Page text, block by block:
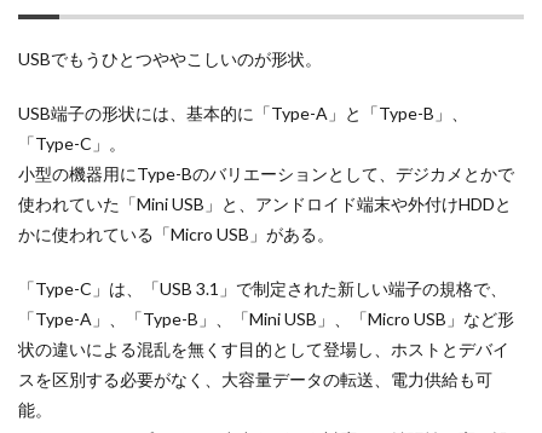
USBでもうひとつややこしいのが形状。
USB端子の形状には、基本的に「Type-A」と「Type-B」、
「Type-C」。
小型の機器用にType-Bのバリエーションとして、デジカメとかで
使われていた「Mini USB」と、アンドロイド端末や外付けHDDと
かに使われている「Micro USB」がある。
「Type-C」は、「USB 3.1」で制定された新しい端子の規格で、
「Type-A」、「Type-B」、「Mini USB」、「Micro USB」など形
状の違いによる混乱を無くす目的として登場し、ホストとデバイ
スを区別する必要がなく、大容量データの転送、電力供給も可
能。